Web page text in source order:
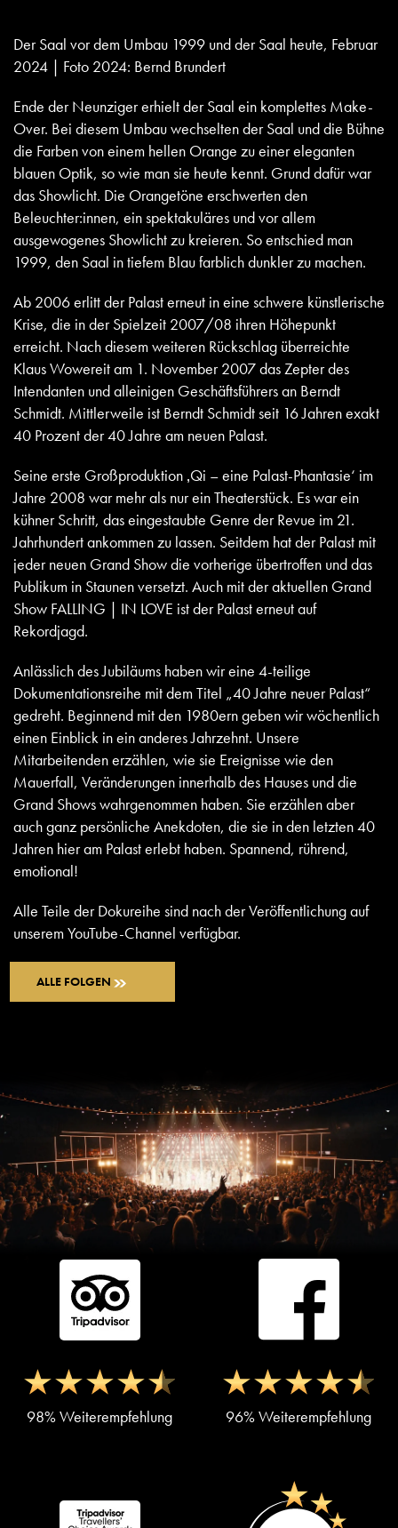
Der Saal vor dem Umbau 1999 und der Saal heute, Februar
2024 | Foto 2024: Bernd Brundert
Ende der Neunziger erhielt der Saal ein komplettes Make-
Over. Bei diesem Umbau wechselten der Saal und die Bühne
die Farben von einem hellen Orange zu einer eleganten
blauen Optik, so wie man sie heute kennt. Grund dafür war
das Showlicht. Die Orangetöne erschwerten den
Beleuchter:innen, ein spektakuläres und vor allem
ausgewogenes Showlicht zu kreieren. So entschied man
1999, den Saal in tiefem Blau farblich dunkler zu machen.
Ab 2006 erlitt der Palast erneut in eine schwere künstlerische
Krise, die in der Spielzeit 2007/08 ihren Höhepunkt
erreicht. Nach diesem weiteren Rückschlag überreichte
Klaus Wowereit am 1. November 2007 das Zepter des
Intendanten und alleinigen Geschäftsführers an Berndt
Schmidt. Mittlerweile ist Berndt Schmidt seit 16 Jahren exakt
40 Prozent der 40 Jahre am neuen Palast.
Seine erste Großproduktion ‚Qi – eine Palast-Phantasie‘ im
Jahre 2008 war mehr als nur ein Theaterstück. Es war ein
kühner Schritt, das eingestaubte Genre der Revue im 21.
Jahrhundert ankommen zu lassen. Seitdem hat der Palast mit
jeder neuen Grand Show die vorherige übertroffen und das
Publikum in Staunen versetzt. Auch mit der aktuellen Grand
Show FALLING | IN LOVE ist der Palast erneut auf
Rekordjagd.
Anlässlich des Jubiläums haben wir eine 4-teilige
Dokumentationsreihe mit dem Titel „40 Jahre neuer Palast“
gedreht. Beginnend mit den 1980ern geben wir wöchentlich
einen Einblick in ein anderes Jahrzehnt. Unsere
Mitarbeitenden erzählen, wie sie Ereignisse wie den
Mauerfall, Veränderungen innerhalb des Hauses und die
Grand Shows wahrgenommen haben. Sie erzählen aber
auch ganz persönliche Anekdoten, die sie in den letzten 40
Jahren hier am Palast erlebt haben. Spannend, rührend,
emotional!
Alle Teile der Dokureihe sind nach der Veröffentlichung auf
unserem YouTube-Channel verfügbar.
ALLE FOLGEN
98% Weiterempfehlung 96% Weiterempfehlung